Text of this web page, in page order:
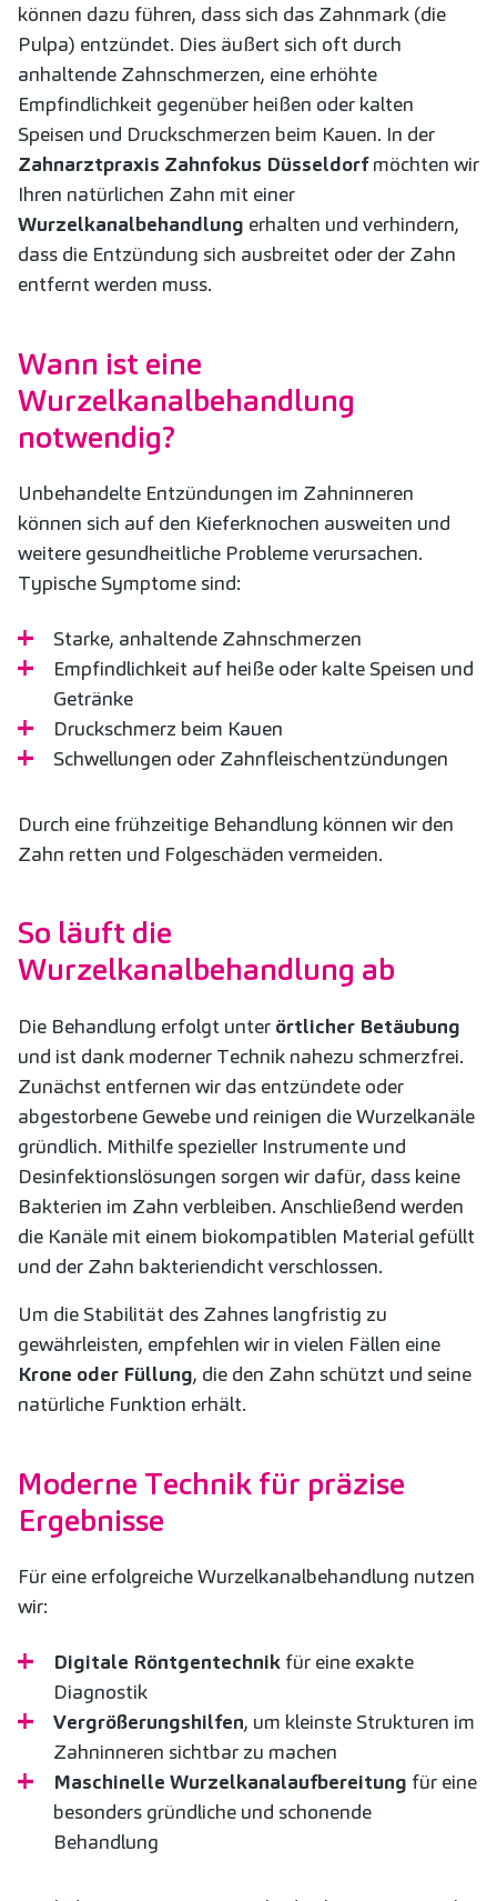
können dazu führen, dass sich das Zahnmark (die
Pulpa) entzündet. Dies äußert sich oft durch
anhaltende Zahnschmerzen, eine erhöhte
Empfindlichkeit gegenüber heißen oder kalten
Speisen und Druckschmerzen beim Kauen. In der
Zahnarztpraxis Zahnfokus Düsseldorfmöchten wir
Ihren natürlichen Zahn mit einer
Wurzelkanalbehandlung erhalten und verhindern,
dass die Entzündung sich ausbreitet oder der Zahn
entfernt werden muss.
Wann ist eine
Wurzelkanalbehandlung
notwendig?
Unbehandelte Entzündungen im Zahninneren
können sich auf den Kieferknochen ausweiten und
weitere gesundheitliche Probleme verursachen.
Typische Symptome sind:
Starke, anhaltende Zahnschmerzen
Empfindlichkeit auf heiße oder kalte Speisen und
Getränke
Druckschmerz beim Kauen
Schwellungen oder Zahnfleischentzündungen
Durch eine frühzeitige Behandlung können wir den
Zahn retten und Folgeschäden vermeiden.
So läuft die
Wurzelkanalbehandlung ab
Die Behandlung erfolgt unter örtlicher Betäubung
und ist dank moderner Technik nahezu schmerzfrei.
Zunächst entfernen wir das entzündete oder
abgestorbene Gewebe und reinigen die Wurzelkanäle
gründlich. Mithilfe spezieller Instrumente und
Desinfektionslösungen sorgen wir dafür, dass keine
Bakterien im Zahn verbleiben. Anschließend werden
die Kanäle mit einem biokompatiblen Material gefüllt
und der Zahn bakteriendicht verschlossen.
Um die Stabilität des Zahnes langfristig zu
gewährleisten, empfehlen wir in vielen Fällen eine
Krone oder Füllung, die den Zahn schützt und seine
natürliche Funktion erhält.
Moderne Technik für präzise
Ergebnisse
Für eine erfolgreiche Wurzelkanalbehandlung nutzen
wir:
Digitale Röntgentechnik für eine exakte
Diagnostik
Vergrößerungshilfen, um kleinste Strukturen im
Zahninneren sichtbar zu machen
Maschinelle Wurzelkanalaufbereitung für eine
besonders gründliche und schonende
Behandlung